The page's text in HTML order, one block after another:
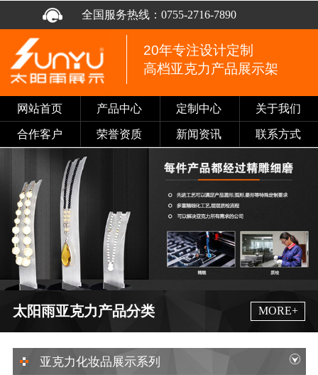
全国服务热线： 0755-2716-7890
20年专注设计定制
高档亚克力产品展示架
网站首页 产品中心 定制中心 关于我们
合作客户 荣誉资质 新闻资讯 联系方式
MORE+
太阳雨亚克力产品分类
亚克力化妆品展示系列